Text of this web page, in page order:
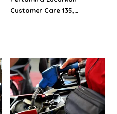
Customer Care 135,